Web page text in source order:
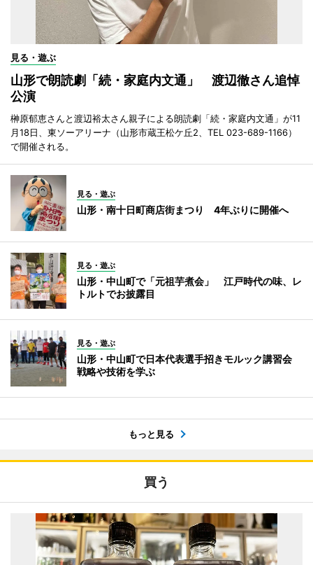
見る・遊ぶ
山形で朗読劇「続・家庭内文通」 渡辺徹さん追悼
公演
榊原郁恵さんと渡辺裕太さん親子による朗読劇「続・家庭内文通」が11
月18日、東ソーアリーナ（山形市蔵王松ケ丘2、TEL 023-689-1166）
で開催される。
見る・遊ぶ
山形・南十日町商店街まつり 4年ぶりに開催へ
見る・遊ぶ
山形・中山町で「元祖芋煮会」 江戸時代の味、レ
トルトでお披露目
見る・遊ぶ
山形・中山町で日本代表選手招きモルック講習会
戦略や技術を学ぶ
もっと見る
買う